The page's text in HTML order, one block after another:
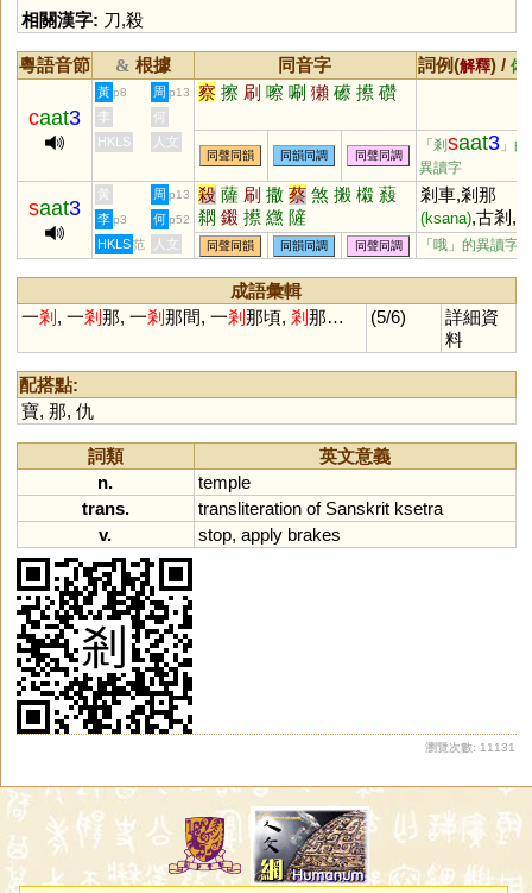
相關漢字: 刀,殺
粵語音節 & 根據 同音字 詞例(解釋) / 備
caat3
黃 p8 周 p13 察 擦 刷 嚓 唰 獺 礤 攃 礸
李
何
HKLS
人文
同聲同韻 同韻同調 同聲同調
「剎saat3 」的
異讀字
saat3
黃 周 p13 殺 薩 刷 撒 蔡 煞 摋 樧 蔱
閷 鎩 攃 繺 隡
剎車,剎那
(ksana),古剎,
剎,寶剎,人頭
剎
李 p3 何 p52
HKLS 范 人文 同聲同韻 同韻同調 同聲同調 「哦」的異讀字
成語彙輯
一剎 , 一剎那, 一剎那間, 一剎那頃, 剎那… (5/6)
詳細資
料
配搭點:
寶, 那, 仇
詞類
英文意義
n.
temple
trans.
transliteration of Sanskrit ksetra
v.
stop, apply brakes
瀏覽次數: 11131